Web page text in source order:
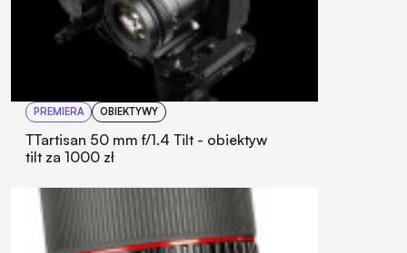
PREMIERA OBIEKTYWY
TTartisan 50 mm f/1.4 Tilt - obiektyw
tilt za 1000 zł